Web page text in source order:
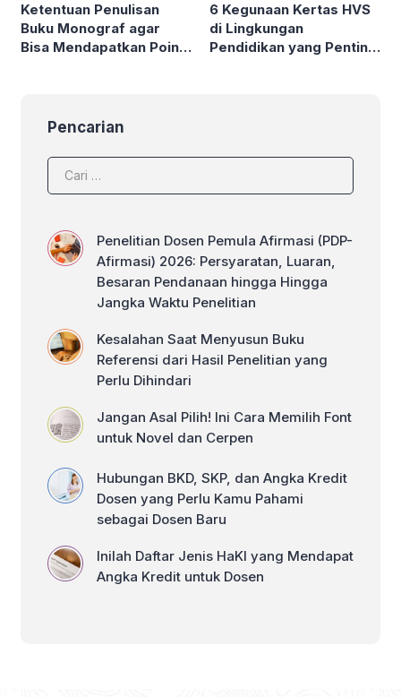
Ketentuan Penulisan
Buku Monograf agar
Bisa Mendapatkan Poin
6 Kegunaan Kertas HVS
di Lingkungan
Pendidikan yang Penting
Pencarian
Penelitian Dosen Pemula Afirmasi (PDP-
Afirmasi) 2026: Persyaratan, Luaran,
Besaran Pendanaan hingga Hingga
Jangka Waktu Penelitian
Kesalahan Saat Menyusun Buku
Referensi dari Hasil Penelitian yang
Perlu Dihindari
Jangan Asal Pilih! Ini Cara Memilih Font
untuk Novel dan Cerpen
Hubungan BKD, SKP, dan Angka Kredit
Dosen yang Perlu Kamu Pahami
sebagai Dosen Baru
Inilah Daftar Jenis HaKI yang Mendapat
Angka Kredit untuk Dosen